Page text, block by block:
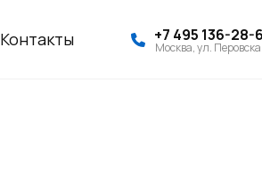
Контакты +7 495 136-28-
Москва, ул.